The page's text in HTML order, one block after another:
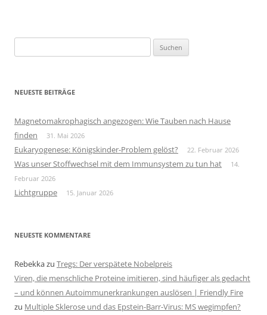
nach:
NEUESTE BEITRÄGE
Magnetomakrophagisch angezogen: Wie Tauben nach Hause
finden
31. Mai 2026
Eukaryogenese: Königskinder-Problem gelöst? 22. Februar 2026
Was unser Stoffwechsel mit dem Immunsystem zu tun hat
14.
Februar 2026
Lichtgruppe 15. Januar 2026
NEUESTE KOMMENTARE
Rebekkazu Tregs: Der verspätete Nobelpreis
Viren, die menschliche Proteine imitieren, sind häufiger als gedacht
– und können Autoimmunerkrankungen auslösen | Friendly Fire
zu Multiple Sklerose und das Epstein-Barr-Virus: MS wegimpfen?